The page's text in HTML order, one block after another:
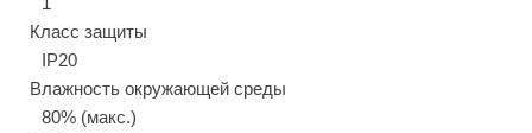
Класс защиты
IP20
Влажность окружающей среды
80% (макс.)